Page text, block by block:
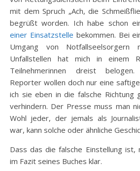
mit dem Spruch „Ach, die
begrüßt worden. Ich habe schon
einer Einsatzstelle bekommen. Bei
Umgang von Notfallseelsorgern
Unfallstellen hat mich in einem
Teilnehmerinnen dreist
Reporter wollen doch nur eine
ich sie eben in die falsche Richtung
verhindern. Der Presse muss man
Wohl jeder, der jemals als
war, kann solche oder ähnliche
Dass das die falsche Einstellung ist,
im Fazit seines Buches klar.